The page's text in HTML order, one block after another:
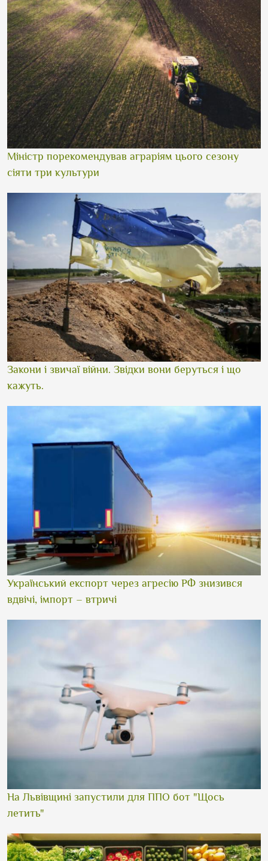
Міністр порекомендував аграріям цього сезону
сіяти три культури
Закони і звичаї війни. Звідки вони беруться і що
кажуть.
Український експорт через агресію РФ знизився
вдвічі, імпорт – втричі
На Львівщині запустили для ППО бот "Щось
летить"